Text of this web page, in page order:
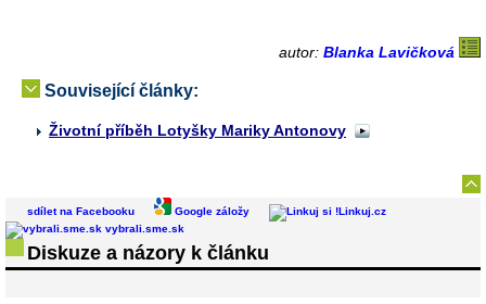
autor: Blanka Lavičková
Související články:
Životní příběh Lotyšky Mariky Antonovy
sdílet na Facebooku Google záložy
Linkuj.cz
vybrali.sme.sk
Diskuze a názory k článku